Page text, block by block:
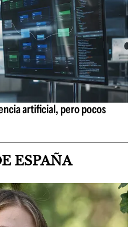
artificial, pero pocos
ESPAÑA